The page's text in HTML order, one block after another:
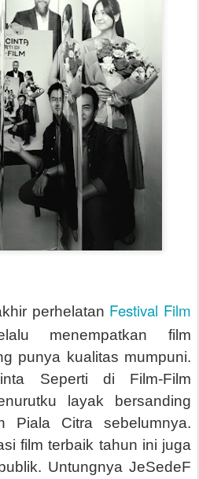
perhelatan Festival Film
menempatkan film
punya kualitas mumpuni.
Seperti di Film-Film
layak bersanding
Piala Citra sebelumnya.
film terbaik tahun ini juga
Untungnya JeSedeF